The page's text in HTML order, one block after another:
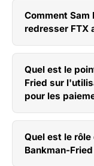
Comment
redresser FTX
Quel est le
Fried sur
pour les
Quel est le
Bankman-Fried